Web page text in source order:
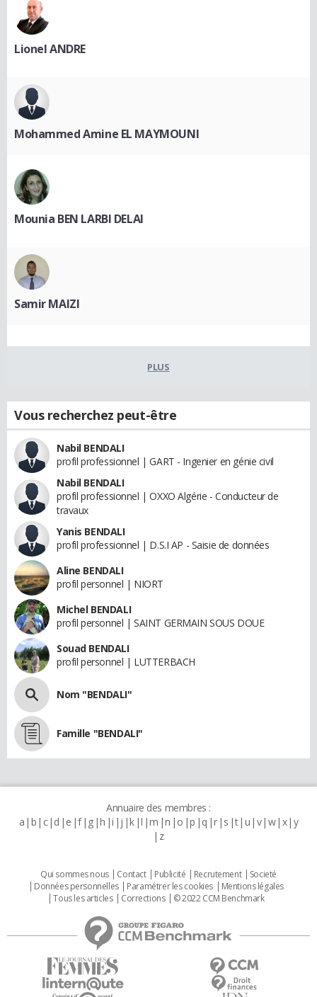
Lionel ANDRE
Mohammed Amine EL MAYMOUNI
Mounia BEN LARBI DELAI
Samir MAIZI
PLUS
Vous recherchez peut-être
Nabil BENDALI
profil professionnel | GART - Ingenier en génie civil
Nabil BENDALI
profil professionnel | OXXO Algérie - Conducteur de
travaux
Yanis BENDALI
profil professionnel | D.S.I AP - Saisie de données
Aline BENDALI
profil personnel | NIORT
Michel BENDALI
profil personnel | SAINT GERMAIN SOUS DOUE
Souad BENDALI
profil personnel | LUTTERBACH
Nom "BENDALI"
Famille "BENDALI"
Annuaire des membres :
a b c d e f g h i j k l m n o p q r s t u v w x y
z
Qui sommes nous Contact Publicité Recrutement
Societé
Données personnelles
Paramétrer les cookies
Mentions légales
Tous les articles
Corrections © 2022 CCM Benchmark